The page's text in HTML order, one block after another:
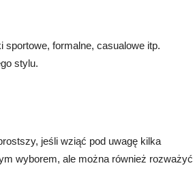
formalne, casualowe itp.
stylu.
jeśli wziąć pod uwagę kilka
wyborem, ale można również rozważyć